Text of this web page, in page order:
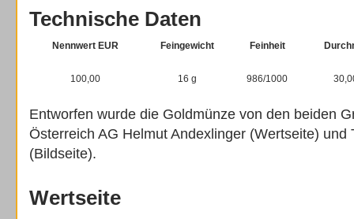
Technische Daten
Nennwert EUR Feingewicht Feinheit
100,00 16 g 986/1000
Entworfen wurde die Goldmünze von den beiden
Österreich AG Helmut Andexlinger (Wertseite) und
(Bildseite).
Wertseite